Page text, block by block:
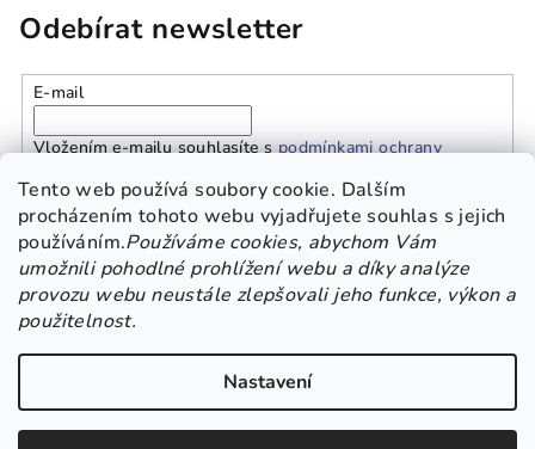
Tento web používá soubory cookie. Dalším
procházením tohoto webu vyjadřujete souhlas s jejich
používáním.Používáme cookies, abychom Vám
umožnili pohodlné prohlížení webu a díky analýze
provozu webu neustále zlepšovali jeho funkce, výkon a
použitelnost.
Nastavení
á
d
a
p
r
v
k
y
v
p
i
s
u
Odebírat newsletter
E-mail
Vložením e-mailu souhlasíte spodmínkami ochrany
Přihlásit se
Platba a doprava
GDPR